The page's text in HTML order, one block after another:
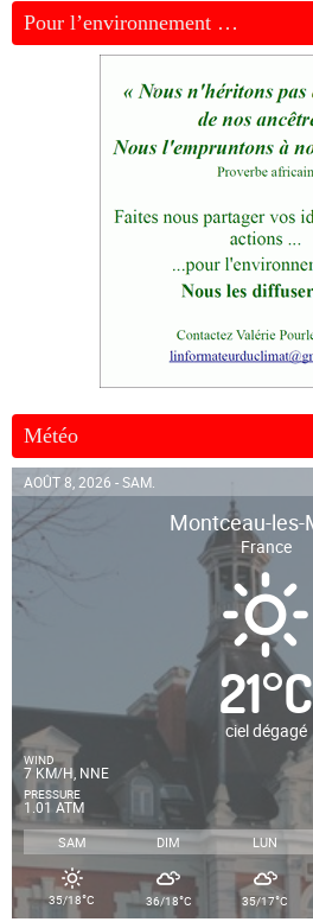
Pour l’environnement …
Météo
AOÛT 8, 2026 - SAM.
Montceau-les-
France
21°C
ciel dégagé
WIND
7 KM/H, NNE
PRESSURE
1.01 ATM
SAM DIM LUN
35/18°C 36/18°C 35/17°C